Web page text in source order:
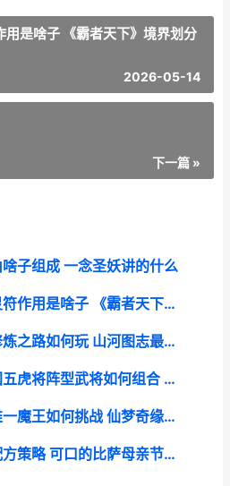
用是啥子 《霸者天下》境界划分
2026-05-14
下一篇 »
啥子组成 一念圣妖讲的什么
《霸者天下》境界灵符作用是啥子 《霸者天下》境界划分
山河图志组队副本修炼之路如何玩 山河图志最强英雄搭配
《城防三国志》蜀国五虎将阵型武将如何组合 城防三国怎么玩
《仙梦奇缘竖版》唯一魔王如何挑战 仙梦奇缘版本:1.03.14
可口的比萨母亲节配方策略 可口的比萨母亲节特别活动开启